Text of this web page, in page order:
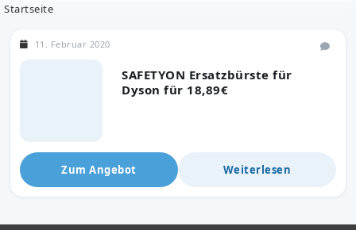
Startseite
SAFETYON Ersatzbürste für
Dyson für 18,89€
11. Februar 2020
Zum Angebot Weiterlesen